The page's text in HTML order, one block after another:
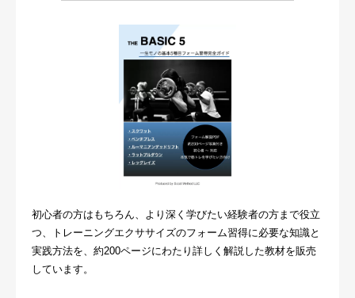
初心者の方はもちろん、より深く学びたい経験者の方まで役立
つ、トレーニングエクササイズのフォーム習得に必要な知識と
実践方法を、約200ページにわたり詳しく解説した教材を販売
しています。